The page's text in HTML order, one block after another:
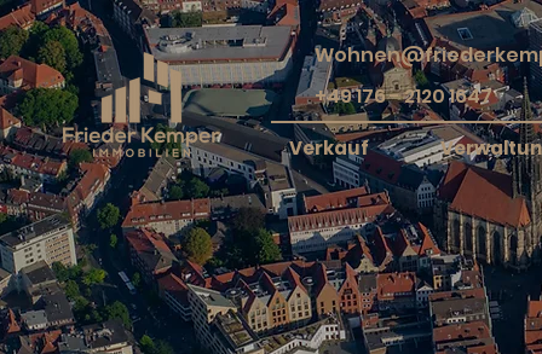
+49 176 - 2120 1647
Verkauf